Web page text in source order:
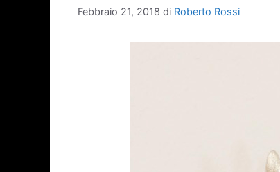
Febbraio 21, 2018 di Roberto Rossi